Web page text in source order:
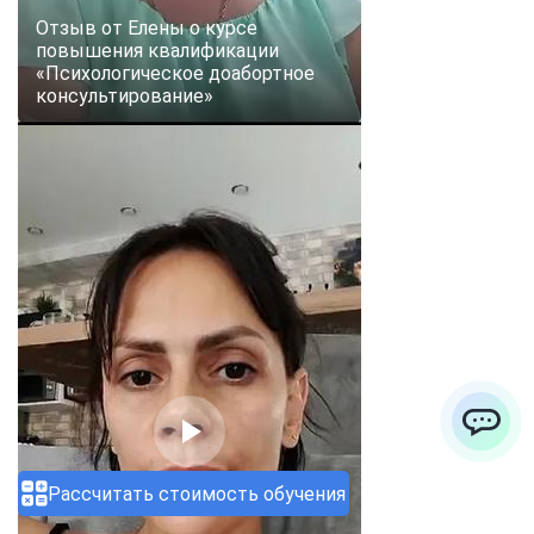
Рассчитать стоимость обучения
Отзыв от Елены о курсе
повышения квалификации
«Психологическое доабортное
консультирование»
ChatApp